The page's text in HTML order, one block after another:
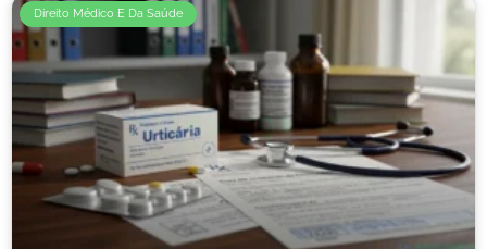
Direito Médico E Da Saúde